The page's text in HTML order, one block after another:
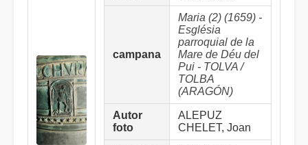
campana
Maria (2) (1659) -
Església
parroquial de la
Mare de Déu del
Pui - TOLVA /
TOLBA
(ARAGÓN)
Autor
foto
ALEPUZ
CHELET, Joan